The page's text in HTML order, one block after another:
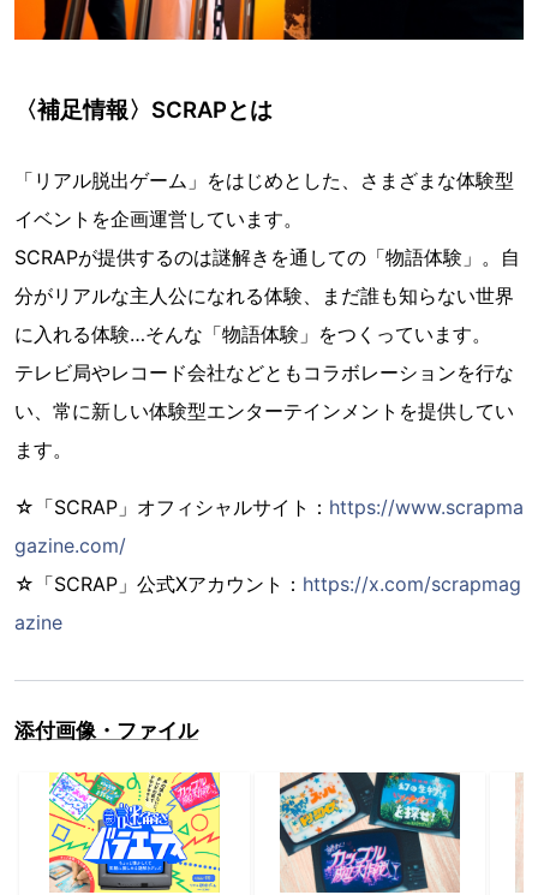
〈補足情報〉SCRAPとは
「リアル脱出ゲーム」をはじめとした、さまざまな体験型
イベントを企画運営しています。
SCRAPが提供するのは謎解きを通しての「物語体験」。自
分がリアルな主人公になれる体験、まだ誰も知らない世界
に入れる体験…そんな「物語体験」をつくっています。
テレビ局やレコード会社などともコラボレーションを行な
い、常に新しい体験型エンターテインメントを提供してい
ます。
☆「SCRAP」オフィシャルサイト： https://www.scrapma
gazine.com/
☆「SCRAP」公式Xアカウント： https://x.com/scrapmag
azine
添付画像・ファイル